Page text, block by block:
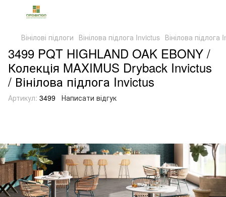
Вінілові підлоги Вінілова підлога Invictus Вінілова підлога
3499 PQT HIGHLAND OAK EBONY /
Колекція MAXIMUS Dryback Invictus
/ Вінілова підлога Invictus
Артикул: 3499 Написати відгук